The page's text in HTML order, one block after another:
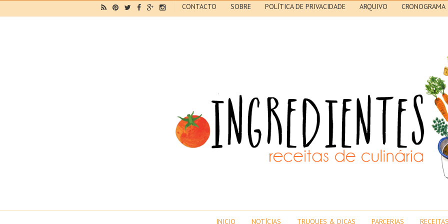
CONTACTO SOBRE POLÍTICA DE PRIVACIDADE ARQUIVO CRONOGRAMA
INICIO NOTÍCIAS TRUQUES & DICAS PARCERIAS